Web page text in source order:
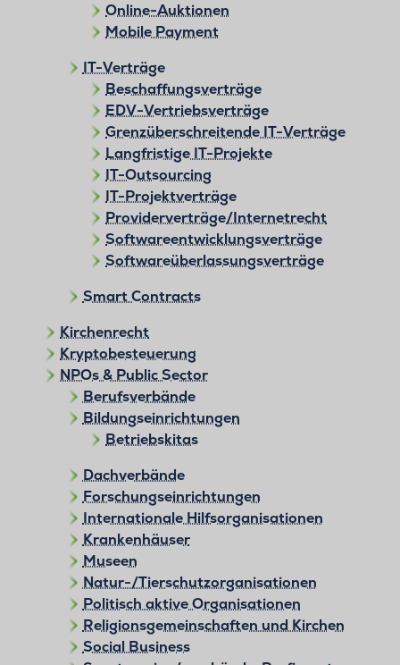
Online-Auktionen
Mobile Payment
IT-Verträge
Beschaffungsverträge
EDV-Vertriebsverträge
Grenzüberschreitende IT-Verträge
Langfristige IT-Projekte
IT-Outsourcing
IT-Projektverträge
Providerverträge/Internetrecht
Softwareentwicklungsverträge
Softwareüberlassungsverträge
Smart Contracts
Kirchenrecht
Kryptobesteuerung
NPOs & Public Sector
Berufsverbände
Bildungseinrichtungen
Betriebskitas
Dachverbände
Forschungseinrichtungen
Internationale Hilfsorganisationen
Krankenhäuser
Museen
Natur-/Tierschutzorganisationen
Politisch aktive Organisationen
Religionsgemeinschaften und Kirchen
Social Business